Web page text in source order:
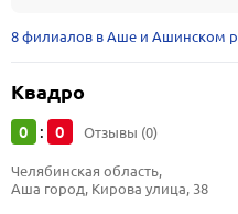
8 филиалов в Аше и Ашинском
Квадро
0 : 0 Отзывы (0)
Челябинская область,
Аша город, Кирова улица, 38